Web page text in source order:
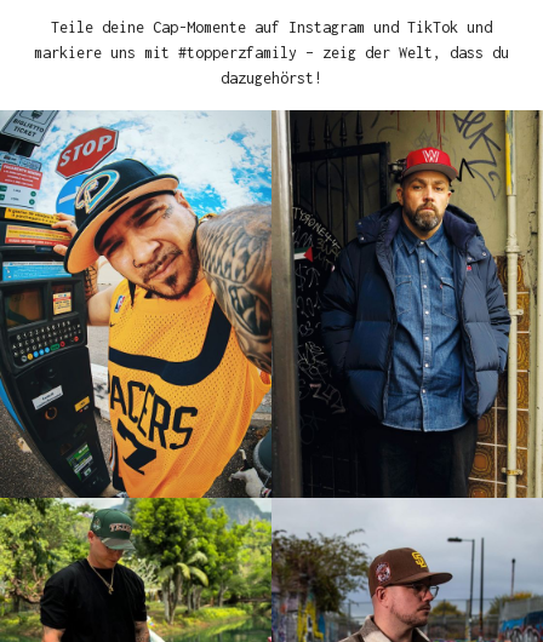
Teile deine Cap-Momente auf Instagram und TikTok und
markiere uns mit #topperzfamily – zeig der Welt, dass du
dazugehörst!